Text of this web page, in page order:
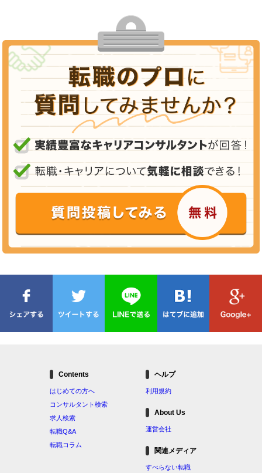
Contents
はじめての方へ
コンサルタント検索
求人検索
転職Q&A
転職コラム
ヘルプ
利用規約
About Us
運営会社
関連メディア
すべらない転職